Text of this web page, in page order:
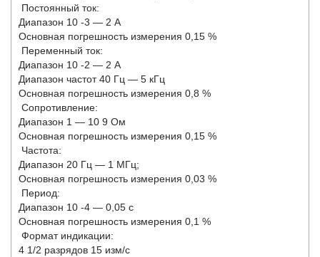
Постоянный ток:
Диапазон 10 -3 — 2 А
Основная погрешность измерения 0,15 %
Переменный ток:
Диапазон 10 -2 — 2 А
Диапазон частот 40 Гц — 5 кГц
Основная погрешность измерения 0,8 %
Сопротивление:
Диапазон 1 — 10 9 Ом
Основная погрешность измерения 0,15 %
Частота:
Диапазон 20 Гц — 1 МГц;
Основная погрешность измерения 0,03 %
Период:
Диапазон 10 -4 — 0,05 с
Основная погрешность измерения 0,1 %
Формат индикации:
4 1/2 разрядов 15 изм/с